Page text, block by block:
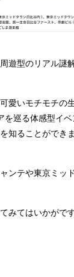
遊型のリアル謎
愛いモチモチの
を巡る体感型イ
知ることができま
ンテや東京ミッ
みてはいかがです